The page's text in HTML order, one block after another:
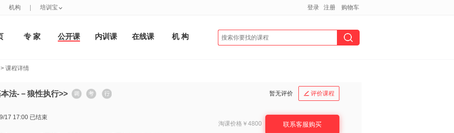
专 家 公开课 内训课 在线课 机 构
> 课程详情
法-－狼性执行>> 暂无评价  评价课程
17 17:00 已结束
淘课价格 ￥4800 联系客服购买
机构 培训宝 登录 注册 购物车